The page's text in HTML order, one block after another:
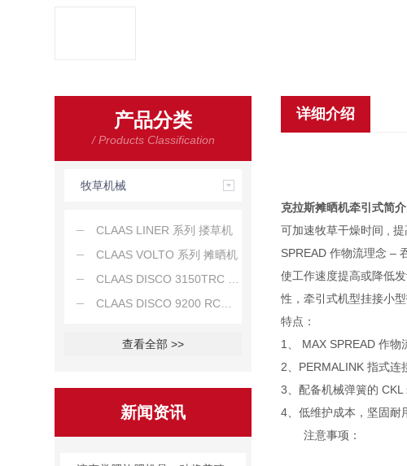
详细介绍
克拉斯摊晒机牵引式简介
可加速牧草干燥时间 ,
SPREAD 作物流理念 –
使工作速度提高或降低
性，牵引式机型挂接小
特点：
1、 MAX SPREAD 作
2、PERMALINK 指式连
3、配备机械弹簧的 CKL
4、低维护成本，坚固耐
注意事项：
产品分类
/ Products Classification
牧草机械
CLAAS LINER 系列 搂草机
CLAAS VOLTO 系列 摊晒机
CLAAS DISCO 3150TRC 牵引式割草机
CLAAS DISCO 9200 RC后置割草机
查看全部 >>
新闻资讯